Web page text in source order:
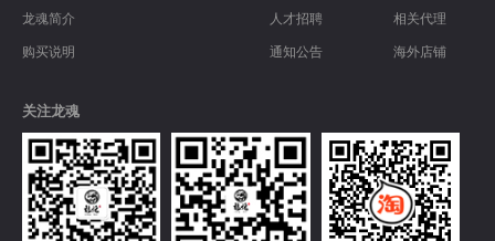
龙魂简介
购买说明
人才招聘
通知公告
相关代理
海外店铺
关注龙魂